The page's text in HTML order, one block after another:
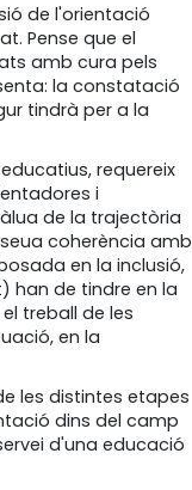
de l'orientació
Pense que el
amb cura pels
la constatació
tindrà per a la
requereix
i
de la trajectòria
coherència amb
en la inclusió,
han de tindre en la
treball de les
en la
les distintes etapes
dins del camp
d'una educació